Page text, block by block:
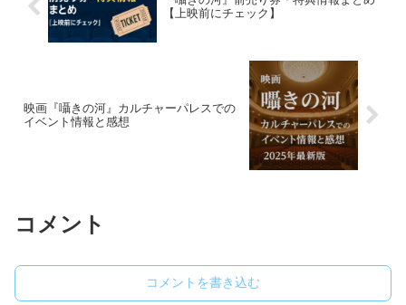
【上映前にチェック】
映画『囁きの河』カルチャーパレスでの
イベント情報と感想
コメント
コメントを書き込む